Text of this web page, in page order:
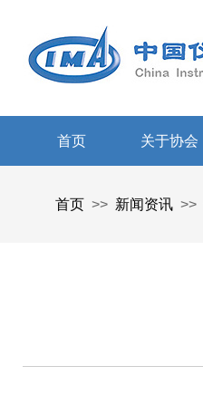
首页 关于协会
首页 >> 新闻资讯 >>